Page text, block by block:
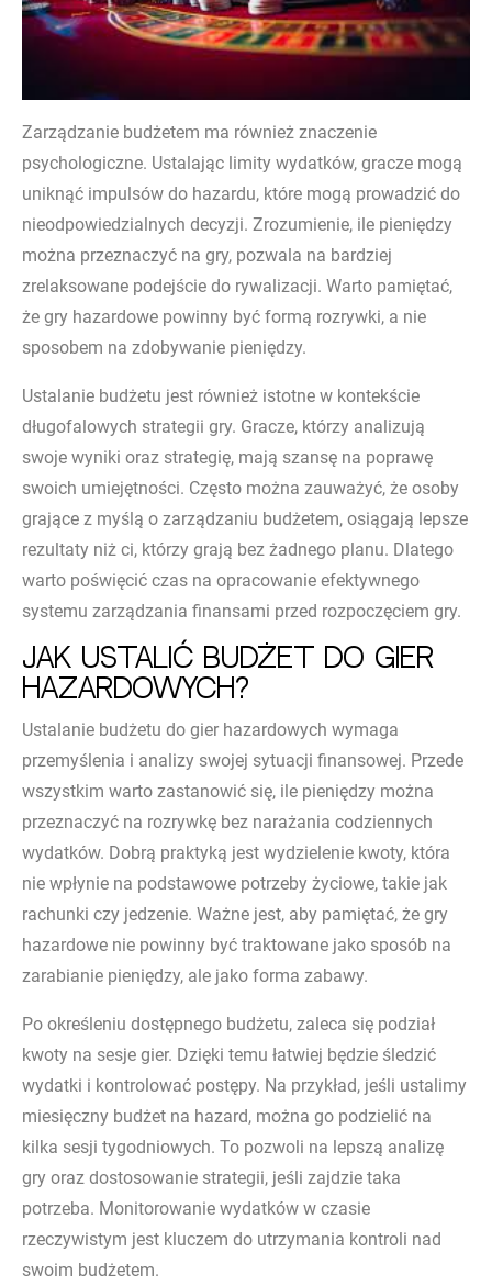
Zarządzanie budżetem ma również znaczenie
psychologiczne. Ustalając limity wydatków, gracze mogą
uniknąć impulsów do hazardu, które mogą prowadzić do
nieodpowiedzialnych decyzji. Zrozumienie, ile pieniędzy
można przeznaczyć na gry, pozwala na bardziej
zrelaksowane podejście do rywalizacji. Warto pamiętać,
że gry hazardowe powinny być formą rozrywki, a nie
sposobem na zdobywanie pieniędzy.
Ustalanie budżetu jest również istotne w kontekście
długofalowych strategii gry. Gracze, którzy analizują
swoje wyniki oraz strategię, mają szansę na poprawę
swoich umiejętności. Często można zauważyć, że osoby
grające z myślą o zarządzaniu budżetem, osiągają lepsze
rezultaty niż ci, którzy grają bez żadnego planu. Dlatego
warto poświęcić czas na opracowanie efektywnego
systemu zarządzania finansami przed rozpoczęciem gry.
Jak ustalić budżet do gier
hazardowych?
Ustalanie budżetu do gier hazardowych wymaga
przemyślenia i analizy swojej sytuacji finansowej. Przede
wszystkim warto zastanowić się, ile pieniędzy można
przeznaczyć na rozrywkę bez narażania codziennych
wydatków. Dobrą praktyką jest wydzielenie kwoty, która
nie wpłynie na podstawowe potrzeby życiowe, takie jak
rachunki czy jedzenie. Ważne jest, aby pamiętać, że gry
hazardowe nie powinny być traktowane jako sposób na
zarabianie pieniędzy, ale jako forma zabawy.
Po określeniu dostępnego budżetu, zaleca się podział
kwoty na sesje gier. Dzięki temu łatwiej będzie śledzić
wydatki i kontrolować postępy. Na przykład, jeśli ustalimy
miesięczny budżet na hazard, można go podzielić na
kilka sesji tygodniowych. To pozwoli na lepszą analizę
gry oraz dostosowanie strategii, jeśli zajdzie taka
potrzeba. Monitorowanie wydatków w czasie
rzeczywistym jest kluczem do utrzymania kontroli nad
swoim budżetem.